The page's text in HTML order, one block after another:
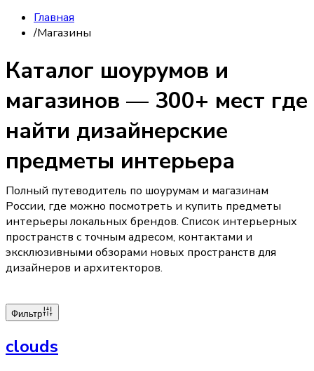
Главная
/Магазины
Каталог шоурумов и
магазинов — 300+ мест где
найти дизайнерские
предметы интерьера
Полный путеводитель по шоурумам и магазинам
России, где можно посмотреть и купить предметы
интерьеры локальных брендов. Список интерьерных
пространств с точным адресом, контактами и
эксклюзивными обзорами новых пространств для
дизайнеров и архитекторов.
Фильтр
clouds